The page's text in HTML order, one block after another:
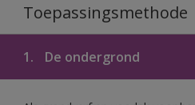
Toepassingsmethode
1. De ondergrond